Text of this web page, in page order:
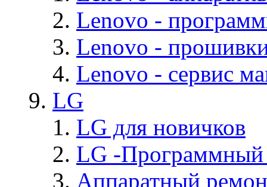
Lenovo -
Lenovo -
Lenovo - cервис
LG
LG для новичков
LG -Программный
Аппаратный